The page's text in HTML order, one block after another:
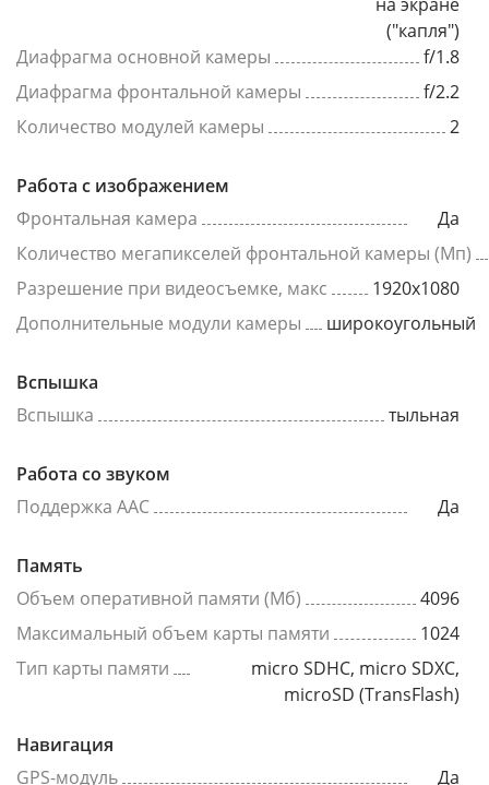
("капля")
Диафрагма основной камеры
f/1.8
Диафрагма фронтальной камеры
f/2.2
Количество модулей камеры
2
Работа с изображением
Фронтальная камера
Да
Количество мегапикселей фронтальной камеры (Мп)
Разрешение при видеосъемке, макс
1920x1080
Дополнительные модули камеры
широкоугольный
Вспышка
Вспышка
тыльная
Работа со звуком
Поддержка AAC
Да
Память
Объем оперативной памяти (Мб)
4096
Максимальный объем карты памяти
1024
Тип карты памяти
micro SDHC, micro SDXC,
microSD (TransFlash)
Навигация
GPS-модуль
Да